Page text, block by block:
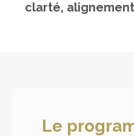
clarté,
Le